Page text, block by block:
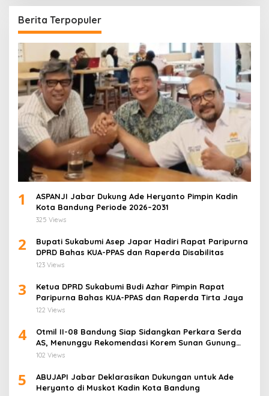
Berita Terpopuler
1
ASPANJI Jabar Dukung Ade Heryanto Pimpin Kadin
Kota Bandung Periode 2026–2031
325 Views
2
Bupati Sukabumi Asep Japar Hadiri Rapat Paripurna
DPRD Bahas KUA-PPAS dan Raperda Disabilitas
123 Views
3
Ketua DPRD Sukabumi Budi Azhar Pimpin Rapat
Paripurna Bahas KUA-PPAS dan Raperda Tirta Jaya
122 Views
4
Otmil II-08 Bandung Siap Sidangkan Perkara Serda
AS, Menunggu Rekomendasi Korem Sunan Gunung
Jati Cirebon
102 Views
5
ABUJAPI Jabar Deklarasikan Dukungan untuk Ade
Heryanto di Muskot Kadin Kota Bandung